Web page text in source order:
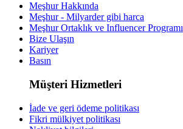
Meşhur Hakkında
Meşhur - Milyarder gibi harca
Meşhur Ortaklık ve Influencer Programı
Bize Ulaşın
Kariyer
Basın
Müşteri Hizmetleri
İade ve geri ödeme politikası
Fikri mülkiyet politikası